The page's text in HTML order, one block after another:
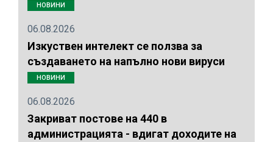
НОВИНИ
06.08.2026
Изкуствен интелект се ползва за
създаването на напълно нови вируси
НОВИНИ
06.08.2026
Закриват постове на 440 в
администрацията - вдигат доходите на